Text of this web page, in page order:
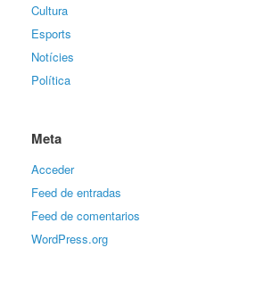
Cultura
Esports
Notícies
Política
Meta
Acceder
Feed de entradas
Feed de comentarios
WordPress.org